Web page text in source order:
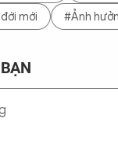
mới
#Ảnh